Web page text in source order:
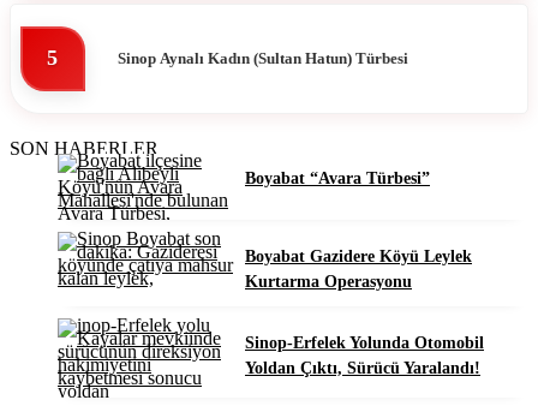
5 Sinop Aynalı Kadın (Sultan Hatun) Türbesi
SON HABERLER
Boyabat “Avara Türbesi”
Boyabat Gazidere Köyü Leylek
Kurtarma Operasyonu
Sinop-Erfelek Yolunda Otomobil
Yoldan Çıktı, Sürücü Yaralandı!